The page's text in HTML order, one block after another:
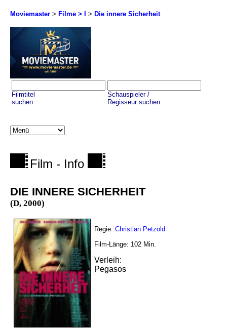
Moviemaster > Filme > I > Die innere Sicherheit
Filmtitel
suchen
Schauspieler /
Regisseur suchen
Film - Info
DIE INNERE SICHERHEIT
(D, 2000)
Regie: Christian Petzold
Film-Länge: 102 Min.
Verleih:
Pegasos